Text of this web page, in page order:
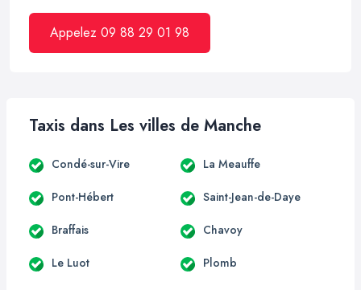
Appelez 09 88 29 01 98
Taxis dans Les villes de Manche
Condé-sur-Vire La Meauffe
Pont-Hébert Saint-Jean-de-Daye
Braffais Chavoy
Le Luot Plomb